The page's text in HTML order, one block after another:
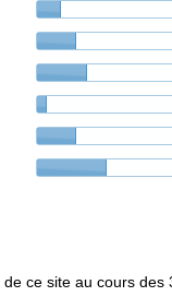
ce site au cours des